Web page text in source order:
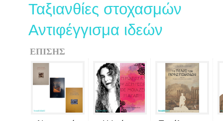
Ταξιανθίες στοχασμών
Αντιφέγγισμα ιδεών
ΕΠΙΣΗΣ